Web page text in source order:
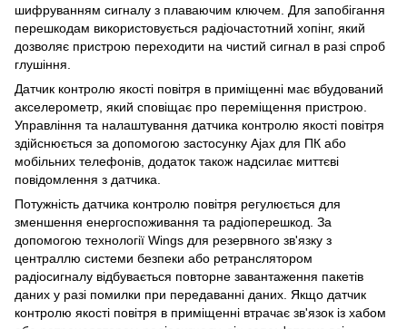
шифруванням сигналу з плаваючим ключем. Для запобігання
перешкодам використовується радіочастотний хопінг, який
дозволяє пристрою переходити на чистий сигнал в разі спроб
глушіння.
Датчик контролю якості повітря в приміщенні має вбудований
акселерометр, який сповіщає про переміщення пристрою.
Управління та налаштування датчика контролю якості повітря
здійснюється за допомогою застосунку Ajax для ПК або
мобільних телефонів, додаток також надсилає миттєві
повідомлення з датчика.
Потужність датчика контролю повітря регулюється для
зменшення енергоспоживання та радіоперешкод. За
допомогою технології Wings для резервного зв'язку з
централлю системи безпеки або ретранслятором
радіосигналу відбувається повторне завантаження пакетів
даних у разі помилки при передаванні даних. Якщо датчик
контролю якості повітря в приміщенні втрачає зв'язок із хабом